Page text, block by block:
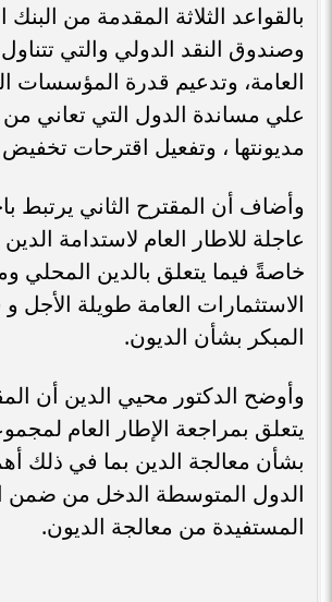
بالقواعد الثلاثة المقدمة من البنك
وصندوق النقد الدولي والتي تتناول
العامة، وتدعيم قدرة المؤسسات
علي مساندة الدول التي تعاني
مديونتها ، وتفعيل اقترحات
وأضاف أن المقترح الثاني يرتبط
عاجلة للاطار العام لاستدامة
خاصةً فيما يتعلق بالدين المحلي
الاستثمارات العامة طويلة الأجل و
المبكر بشأن الديون.
وأوضح الدكتور محيي الدين أن
يتعلق بمراجعة الإطار العام
بشأن معالجة الدين بما في ذلك
الدول المتوسطة الدخل من ضمن
المستفيدة من معالجة الديون.